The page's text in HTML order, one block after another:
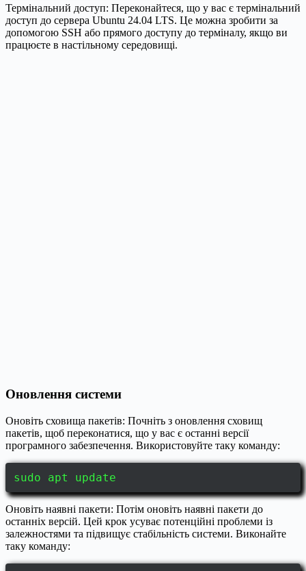
Термінальний доступ: Переконайтеся, що у вас є термінальний
доступ до сервера Ubuntu 24.04 LTS. Це можна зробити за
допомогою SSH або прямого доступу до терміналу, якщо ви
працюєте в настільному середовищі.
Оновлення системи
Оновіть сховища пакетів: Почніть з оновлення сховищ
пакетів, щоб переконатися, що у вас є останні версії
програмного забезпечення. Використовуйте таку команду:
sudo apt update
Оновіть наявні пакети: Потім оновіть наявні пакети до
останніх версій. Цей крок усуває потенційні проблеми із
залежностями та підвищує стабільність системи. Виконайте
таку команду: